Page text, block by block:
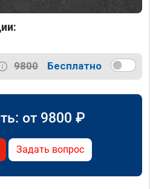
9800 Бесплатно
от 9800 ₽
Задать вопрос